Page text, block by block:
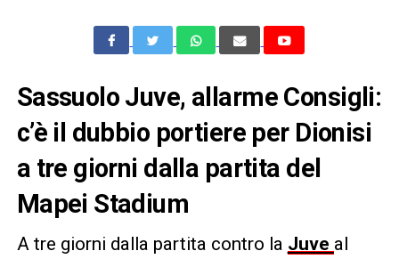
Sassuolo Juve, allarme Consigli:
c’è il dubbio portiere per Dionisi
a tre giorni dalla partita del
Mapei Stadium
A tre giorni dalla partita contro la Juve al